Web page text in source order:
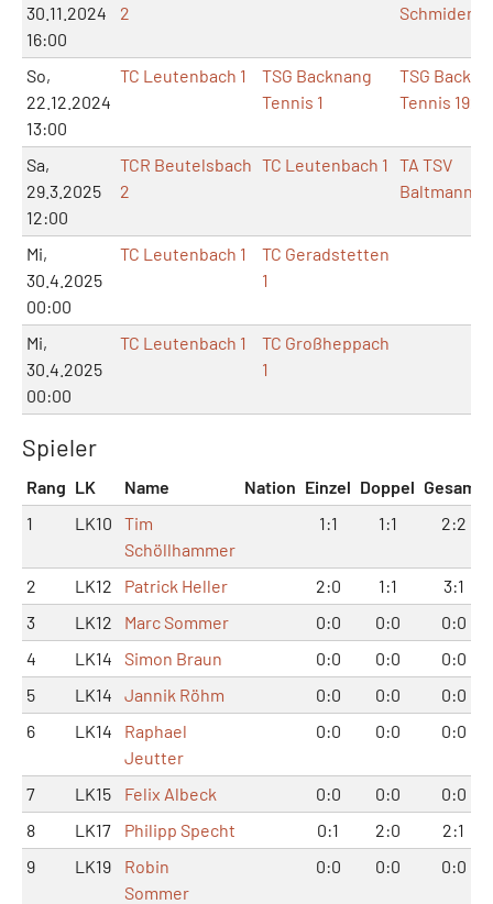
30.11.2024
16:00
2
Schmiden
So,
22.12.2024
13:00
TC Leutenbach 1
TSG Backnang
Tennis 1
TSG
Tennis 1925
Sa,
29.3.2025
12:00
TCR Beutelsbach
2
TC Leutenbach 1
TA TSV
Mi,
30.4.2025
00:00
TC Leutenbach 1
TC Geradstetten
1
Mi,
30.4.2025
00:00
TC Leutenbach 1
TC Großheppach
1
Spieler
Rang LK Name Nation Einzel Doppel Gesamt
1
LK10
Tim
Schöllhammer
1:1 1:1 2:2
2 LK12 Patrick Heller 2:0 1:1
3:1
3
LK12 Marc Sommer 0:0 0:0
0:0
4
LK14 Simon Braun 0:0 0:0
0:0
5
LK14 Jannik Röhm 0:0 0:0
0:0
6
LK14
Raphael
Jeutter
0:0 0:0 0:0
7 LK15 Felix Albeck 0:0 0:0
0:0
8
LK17 Philipp Specht 0:1 2:0
2:1
9
LK19
Robin
Sommer
0:0 0:0 0:0